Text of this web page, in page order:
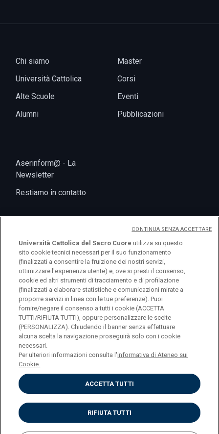
Chi siamo
Università Cattolica
Alte Scuole
Alumni
Master
Corsi
Eventi
Pubblicazioni
Aserinform@ - La
Newsletter
Restiamo in contatto
logo UC
© Università Cattolica del Sacro Cuore Largo A.
Gemelli 1, 20123 Milano PI 02133120150
Privacy
Accessibilità
Impostazione dei cookies
Università Cattolica del Sacro Cuore utilizza su questo
sito cookie tecnici necessari per il suo funzionamento
(finalizzati a consentire la fruizione dei nostri servizi,
ottimizzare l'esperienza utente) e, ove si presti il consenso,
cookie ed altri strumenti di tracciamento e di profilazione
(finalizzati a elaborare statistiche e comunicazioni mirate a
proporre servizi in linea con le tue preferenze). Puoi
fornire/negare il consenso a tutti i cookie (ACCETTA
TUTTI/RIFIUTA TUTTI), oppure personalizzare le scelte
(PERSONALIZZA). Chiudendo il banner senza effettuare
alcuna scelta la navigazione proseguirà solo con i cookie
necessari.
Per ulteriori informazioni consulta l'informativa di Ateneo sui
Cookie.
ACCETTA TUTTI
RIFIUTA TUTTI
CONTINUA SENZA ACCETTARE